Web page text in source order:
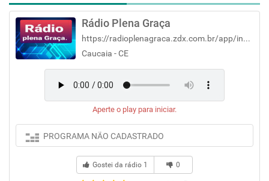
Rádio Plena Graça
https://radioplenagraca.zdx.com.br/app/index.php
Caucaia - CE
Aperte o play para iniciar.
PROGRAMA NÃO CADASTRADO
Gostei da rádio 1 0